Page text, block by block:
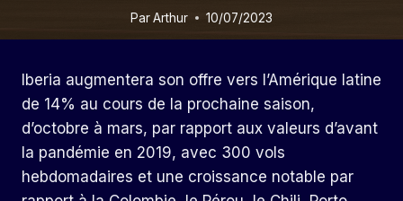
ParArthur 10/07/2023
Iberia augmentera son offre vers l’Amérique latine
de 14% au cours de la prochaine saison,
d’octobre à mars, par rapport aux valeurs d’avant
la pandémie en 2019, avec 300 vols
hebdomadaires et une croissance notable par